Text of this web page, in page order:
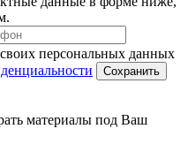
персональных данных
материалы под Ваш